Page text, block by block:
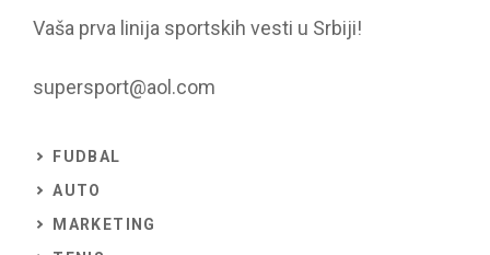
Vaša prva linija sportskih vesti u Srbiji!
supersport@aol.com
FUDBAL
AUTO
MARKETING